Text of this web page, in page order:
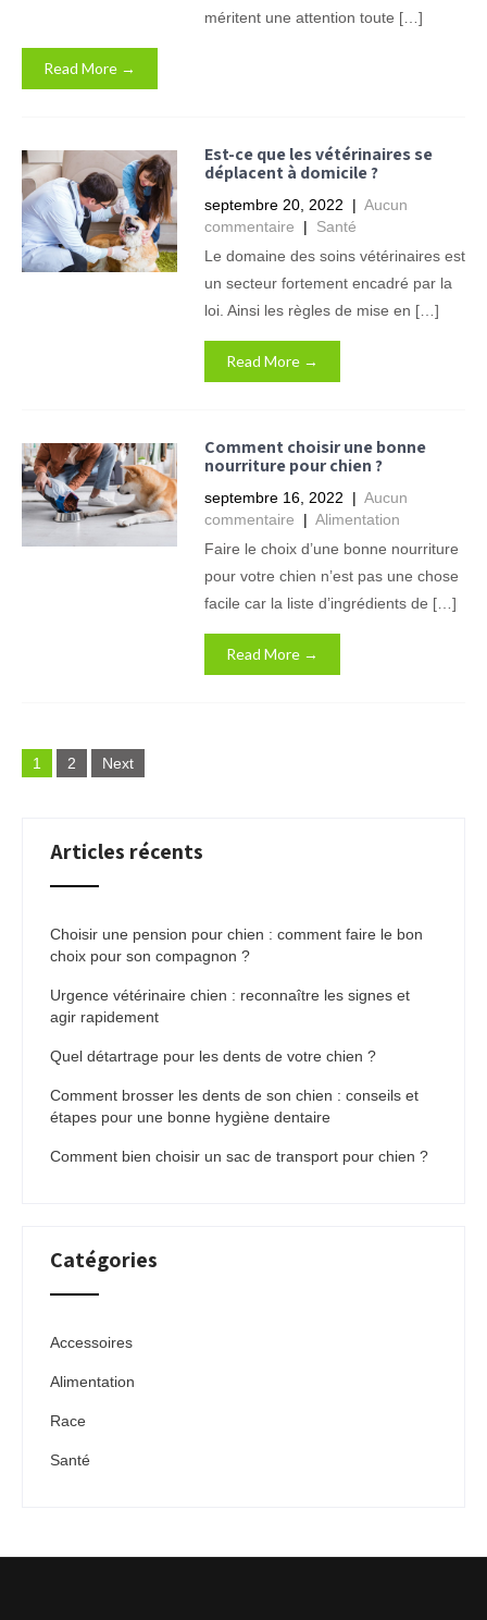
méritent une attention toute […]
Read More →
Est-ce que les vétérinaires se
déplacent à domicile ?
septembre 20, 2022 | Aucun
commentaire
| Santé
Le domaine des soins vétérinaires est
un secteur fortement encadré par la
loi. Ainsi les règles de mise en […]
Read More →
Comment choisir une bonne
nourriture pour chien ?
septembre 16, 2022 | Aucun
commentaire
| Alimentation
Faire le choix d’une bonne nourriture
pour votre chien n’est pas une chose
facile car la liste d’ingrédients de […]
Read More →
Pagination
des
1 2 Next
Articles récents
Choisir une pension pour chien : comment faire le bon
choix pour son compagnon ?
Urgence vétérinaire chien : reconnaître les signes et
agir rapidement
Quel détartrage pour les dents de votre chien ?
Comment brosser les dents de son chien : conseils et
étapes pour une bonne hygiène dentaire
Comment bien choisir un sac de transport pour chien ?
Catégories
Accessoires
Alimentation
Race
Santé